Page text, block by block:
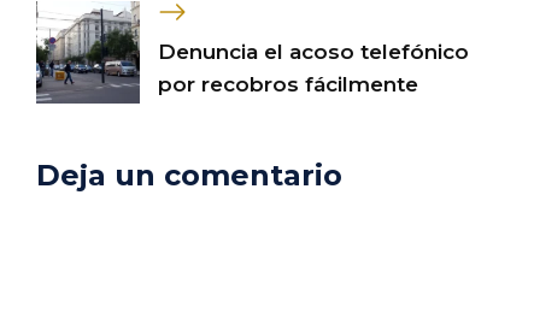
Denuncia el acoso telefónico
por recobros fácilmente
Deja un comentario